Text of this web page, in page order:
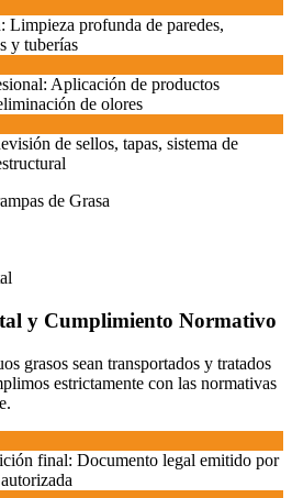
Limpieza profunda de paredes,
y tuberías
Aplicación de productos
de olores
de sellos, tapas, sistema de
y Cumplimiento Normativo
grasos sean transportados y tratados
estrictamente con las normativas
final: Documento legal emitido por